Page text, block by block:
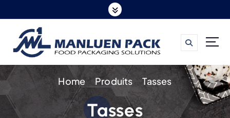
k
t
o
c
Home Produits Tasses
Tasses